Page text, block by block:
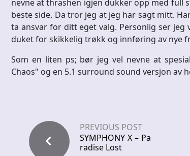
nevne at thrashen igjen dukker opp med full
beste side. Da tror jeg at jeg har sagt mitt.
ta ansvar for ditt eget valg. Personlig ser
duket for skikkelig trøkk og innføring av nye
Som en liten ps; bør jeg vel nevne at
Chaos" og en 5.1 surround sound versjon av
PREVIOUS POST
SYMPHONY X – Pa
radise Lost